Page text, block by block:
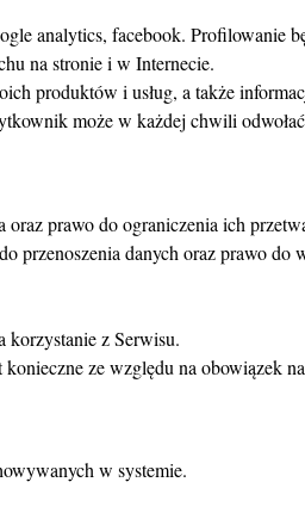
analytics, facebook. Profilowanie
na stronie i w Internecie.
produktów i usług, a także
może w każdej chwili
prawo do ograniczenia ich
przenoszenia danych oraz prawo do
korzystanie z Serwisu.
ze względu na obowiązek
w systemie.